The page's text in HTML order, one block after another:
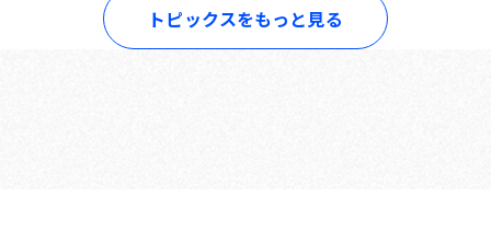
トピックスをもっと見る